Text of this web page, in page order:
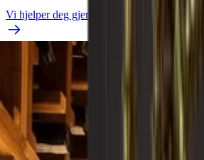
Vi hjelper deg gjerne med å designe og